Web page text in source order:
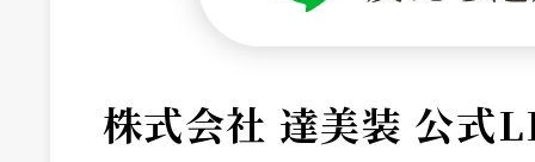
株式会社 達美装 公式